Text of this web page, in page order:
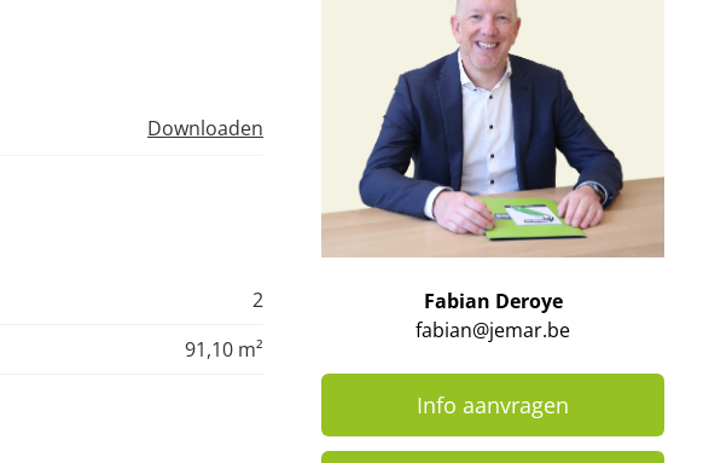
Downloaden
2
91,10 m²
Fabian Deroye
fabian@jemar.be
Info aanvragen